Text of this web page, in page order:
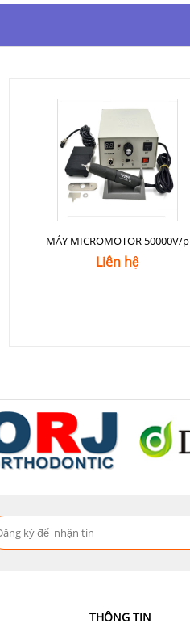
MÁY MICROMOTOR 50000V/p
Liên hệ
THÔNG TIN